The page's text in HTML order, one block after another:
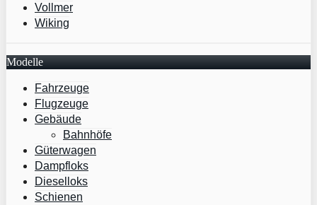
Vollmer
Wiking
Modelle
Fahrzeuge
Flugzeuge
Gebäude
Bahnhöfe
Güterwagen
Dampfloks
Dieselloks
Schienen